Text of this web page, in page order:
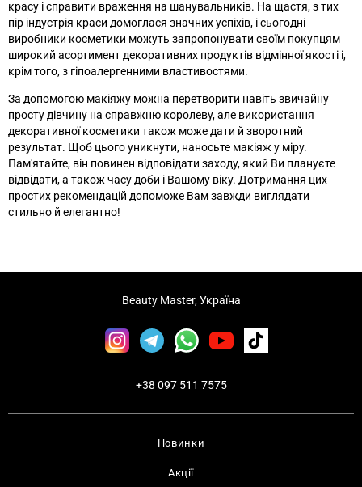
красу і справити враження на шанувальників. На щастя, з тих
пір індустрія краси домоглася значних успіхів, і сьогодні
виробники косметики можуть запропонувати своїм покупцям
широкий асортимент декоративних продуктів відмінної якості і,
крім того, з гіпоалергенними властивостями.
За допомогою макіяжу можна перетворити навіть звичайну
просту дівчину на справжню королеву, але використання
декоративної косметики також може дати й зворотний
результат. Щоб цього уникнути, наносьте макіяж у міру.
Пам'ятайте, він повинен відповідати заходу, який Ви плануєте
відвідати, а також часу доби і Вашому віку. Дотримання цих
простих рекомендацій допоможе Вам завжди виглядати
стильно й елегантно!
Новинки
Акції
Beauty Master, Україна
+38 097 511 7575